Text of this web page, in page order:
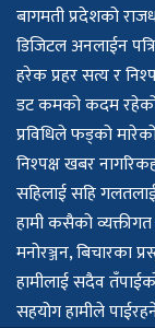
बागमती प्रदेशको
डिजिटल अनलाईन
हरेक प्रहर सत्य र
डट कमको कदम
प्रविधिले फड्को
निश्पक्ष खबर
सहिलाई सहि
हामी कसैको
मनोरञ्जन, बिचारका
हामीलाई सदैव
सहयोग हामीले